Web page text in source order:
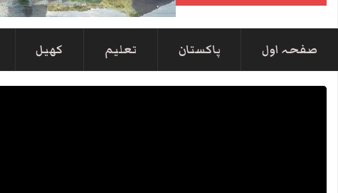
صفحہ اول پاکستان تعلیم کھیل